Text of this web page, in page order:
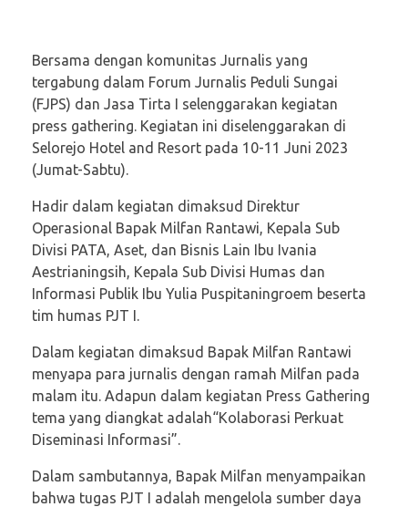
Bersama dengan komunitas Jurnalis yang
tergabung dalam Forum Jurnalis Peduli Sungai
(FJPS) dan Jasa Tirta I selenggarakan kegiatan
press gathering. Kegiatan ini diselenggarakan di
Selorejo Hotel and Resort pada 10-11 Juni 2023
(Jumat-Sabtu).
Hadir dalam kegiatan dimaksud Direktur
Operasional Bapak Milfan Rantawi, Kepala Sub
Divisi PATA, Aset, dan Bisnis Lain Ibu Ivania
Aestrianingsih, Kepala Sub Divisi Humas dan
Informasi Publik Ibu Yulia Puspitaningroem beserta
tim humas PJT I.
Dalam kegiatan dimaksud Bapak Milfan Rantawi
menyapa para jurnalis dengan ramah Milfan pada
malam itu. Adapun dalam kegiatan Press Gathering
tema yang diangkat adalah“Kolaborasi Perkuat
Diseminasi Informasi”.
Dalam sambutannya, Bapak Milfan menyampaikan
bahwa tugas PJT I adalah mengelola sumber daya